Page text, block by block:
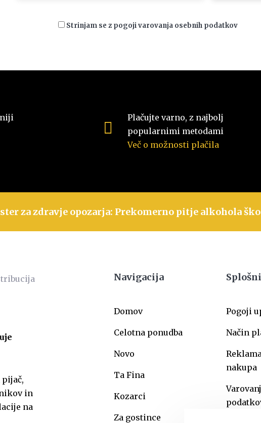
Strinjam se z pogoji varovanja osebnih podatkov
Plačujte varno, z najbolj
popularnimi metodami
Več o možnosti plačila
za zdravje opozarja: Prekomerno pitje alkohola
in
na
Navigacija
Domov
Celotna ponudba
Novo
Ta Fina
Kozarci
Za gostince
Pogoji
Način
nakupa